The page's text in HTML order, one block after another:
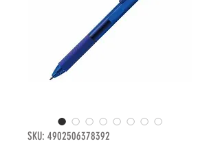
SKU: 4902506378392